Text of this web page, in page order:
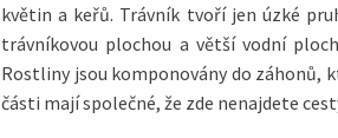
květin a keřů. Trávník tvoří jen úzké
trávníkovou plochou a větší vodní
Rostliny jsou komponovány do záhonů,
části mají společné, že zde nenajdete